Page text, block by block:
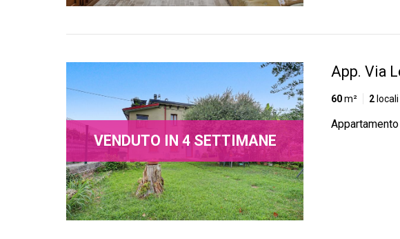
App. Via
60m² 2 locali
VENDUTO IN 4 SETTIMANE